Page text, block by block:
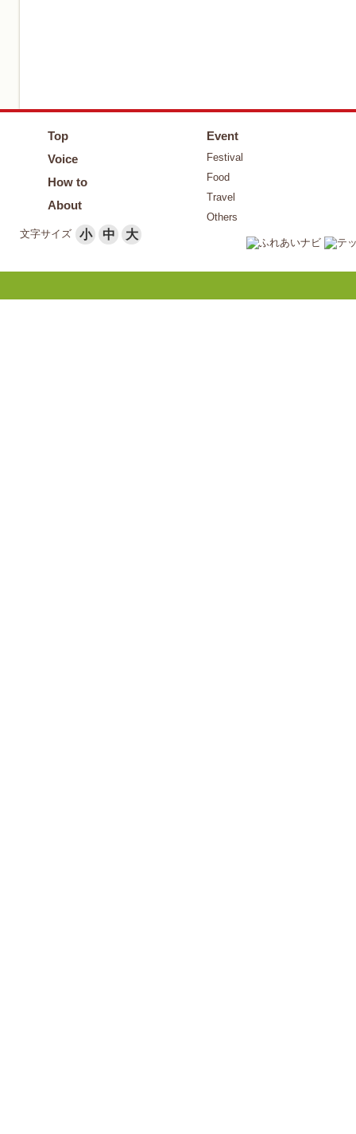
Top
Voice
How to
About
Event
Festival
Food
Travel
Others
文字サイズ
小 中 大